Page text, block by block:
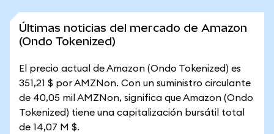
Últimas noticias del mercado de Amazon
(Ondo Tokenized)
El precio actual de Amazon (Ondo Tokenized) es
351,21 $ por AMZNon. Con un suministro circulante
de 40,05 mil AMZNon, significa que Amazon (Ondo
Tokenized) tiene una capitalización bursátil total
de 14,07 M $.